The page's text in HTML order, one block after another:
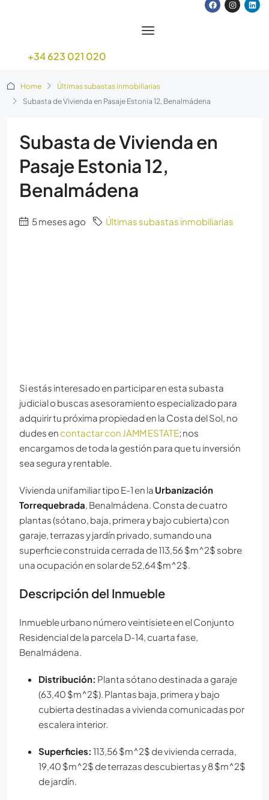
+34 623 021 020
Home
Últimas subastas inmobiliarias
Subasta de Vivienda en Pasaje Estonia 12, Benalmádena
Subasta de Vivienda en
Pasaje Estonia 12,
Benalmádena
5 meses ago Últimas subastas inmobiliarias
Si estás interesado en participar en esta subasta
judicial o buscas asesoramiento especializado para
adquirir tu próxima propiedad en la Costa del Sol, no
dudes en contactar con JAMM ESTATE; nos
encargamos de toda la gestión para que tu inversión
sea segura y rentable.
Vivienda unifamiliar tipo E-1 en la Urbanización
Torrequebrada, Benalmádena. Consta de cuatro
plantas (sótano, baja, primera y bajo cubierta) con
garaje, terrazas y jardín privado, sumando una
superficie construida cerrada de 113,56 $m^2$ sobre
una ocupación en solar de 52,64$m^2$.
Descripción del Inmueble
Inmueble urbano número veintisiete en el Conjunto
Residencial de la parcela D-14, cuarta fase,
Benalmádena.
Distribución: Planta sótano destinada a garaje
(63,40 $m^2$). Plantas baja, primera y bajo
cubierta destinadas a vivienda comunicadas por
escalera interior.
Superficies: 113,56 $m^2$ de vivienda cerrada,
19,40 $m^2$ de terrazas descubiertas y 8$m^2$
de jardín.